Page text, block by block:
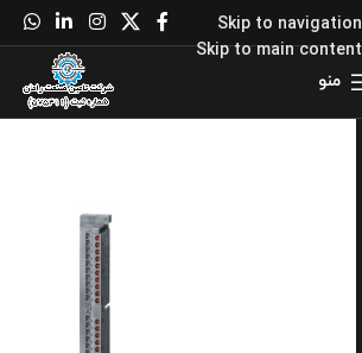
Skip to navigation
Skip to main content
منو